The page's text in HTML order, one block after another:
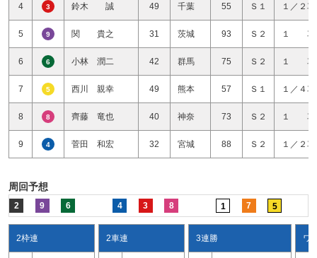
4 3 鈴木 誠 49 千葉 55 Ｓ１ １／２
5 9 関 貴之 31 茨城 93 Ｓ２ １ 車
6 6 小林 潤二 42 群馬 75 Ｓ２ １ 車
7 5 西川 親幸 49 熊本 57 Ｓ１ １／４
8 8 齊藤 竜也 40 神奈 73 Ｓ２ １ 車
9 4 菅田 和宏 32 宮城 88 Ｓ２ １／２
周回予想
2 9 6 4 3 8 1 7 5
2枠連 2車連 3連勝 ワ